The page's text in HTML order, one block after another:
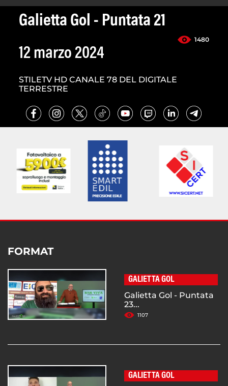
Galietta Gol - Puntata 21
1480
12 marzo 2024
STILETV HD CANALE 78 DEL DIGITALE
TERRESTRE
FORMAT
GALIETTA GOL
Galietta Gol - Puntata
23...
1107
GALIETTA GOL